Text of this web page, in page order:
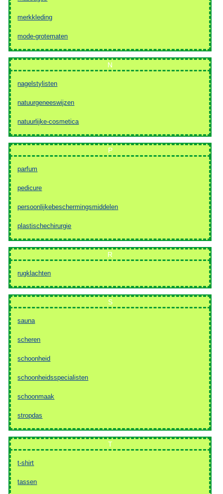
merkkleding
mode-grotematen
N
nagelstylisten
natuurgeneeswijzen
natuurlijke-cosmetica
P
parfum
pedicure
persoonlijkebeschermingsmiddelen
plastischechirurgie
R
rugklachten
S
sauna
scheren
schoonheid
schoonheidsspecialisten
schoonmaak
stropdas
T
t-shirt
tassen